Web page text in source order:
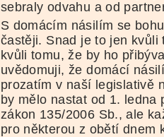
sebraly odvahu a od
S domácím násilím se
častěji. Snad je to jen
kvůli tomu, že by ho
uvědomuji, že domácí
prozatím v naší legislativě
by mělo nastat od 1.
zákon 135/2006 Sb., ale
pro některou z obětí dnem